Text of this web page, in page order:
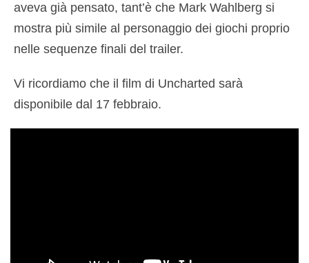
aveva già pensato, tant’è che Mark Wahlberg si
mostra più simile al personaggio dei giochi proprio
nelle sequenze finali del trailer.
Vi ricordiamo che il film di Uncharted sarà
disponibile dal 17 febbraio.